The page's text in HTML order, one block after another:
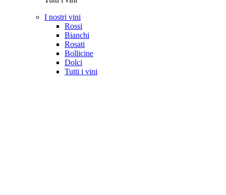
I nostri vini
Rossi
Bianchi
Rosati
Bollicine
Dolci
Tutti i vini